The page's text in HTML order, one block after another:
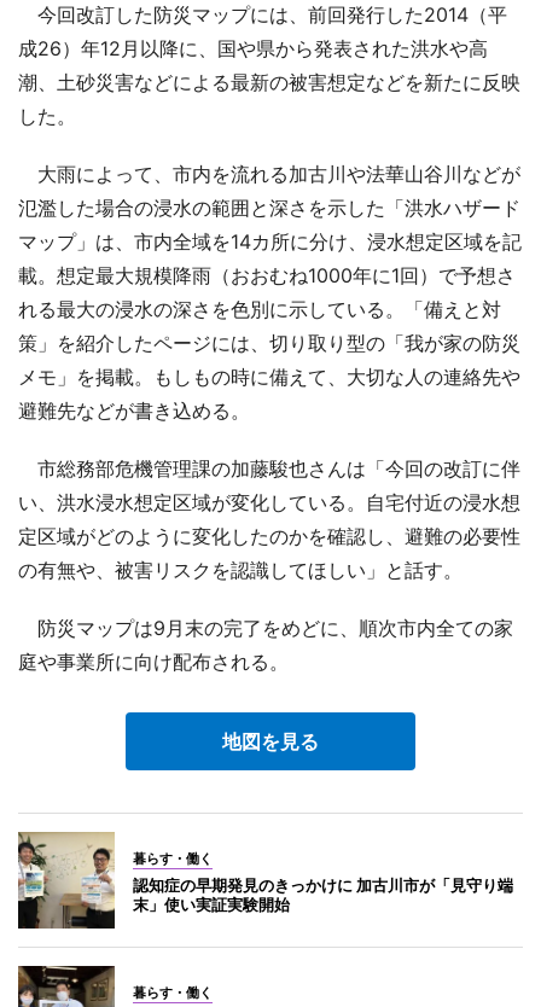
今回改訂した防災マップには、前回発行した2014（平
成26）年12月以降に、国や県から発表された洪水や高
潮、土砂災害などによる最新の被害想定などを新たに反映
した。
大雨によって、市内を流れる加古川や法華山谷川などが
氾濫した場合の浸水の範囲と深さを示した「洪水ハザード
マップ」は、市内全域を14カ所に分け、浸水想定区域を記
載。想定最大規模降雨（おおむね1000年に1回）で予想さ
れる最大の浸水の深さを色別に示している。「備えと対
策」を紹介したページには、切り取り型の「我が家の防災
メモ」を掲載。もしもの時に備えて、大切な人の連絡先や
避難先などが書き込める。
市総務部危機管理課の加藤駿也さんは「今回の改訂に伴
い、洪水浸水想定区域が変化している。自宅付近の浸水想
定区域がどのように変化したのかを確認し、避難の必要性
の有無や、被害リスクを認識してほしい」と話す。
防災マップは9月末の完了をめどに、順次市内全ての家
庭や事業所に向け配布される。
地図を見る
暮らす・働く
認知症の早期発見のきっかけに 加古川市が「見守り端
末」使い実証実験開始
暮らす・働く